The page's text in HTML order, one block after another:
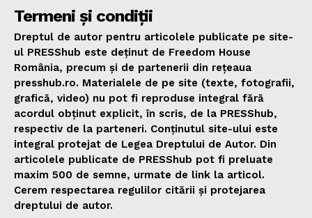
Termeni și condiții
Dreptul de autor pentru articolele publicate pe site-
ul PRESShub este deținut de Freedom House
România, precum și de partenerii din rețeaua
presshub.ro. Materialele de pe site (texte, fotografii,
grafică, video) nu pot fi reproduse integral fără
acordul obținut explicit, în scris, de la PRESShub,
respectiv de la parteneri. Conținutul site-ului este
integral protejat de Legea Dreptului de Autor. Din
articolele publicate de PRESShub pot fi preluate
maxim 500 de semne, urmate de link la articol.
Cerem respectarea regulilor citării și protejarea
dreptului de autor.